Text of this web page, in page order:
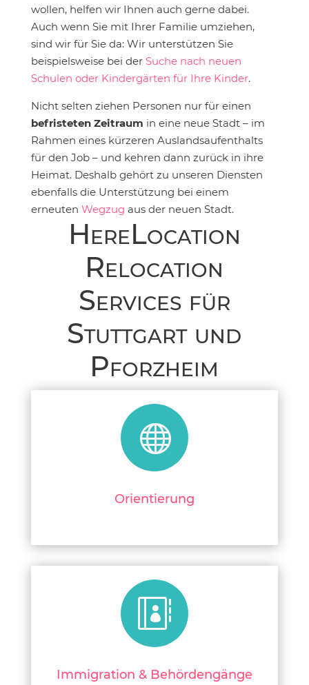
wollen, helfen wir Ihnen auch gerne dabei.
Auch wenn Sie mit Ihrer Familie umziehen,
sind wir für Sie da: Wir unterstützen Sie
beispielsweise bei der Suche nach neuen
Schulen oder Kindergärten für Ihre Kinder.
Nicht selten ziehen Personen nur für einen
befristeten Zeitraum in eine neue Stadt – im
Rahmen eines kürzeren Auslandsaufenthalts
für den Job – und kehren dann zurück in ihre
Heimat. Deshalb gehört zu unseren Diensten
ebenfalls die Unterstützung bei einem
erneuten Wegzug aus der neuen Stadt.
HereLocation
Relocation
Services für
Stuttgart und
Pforzheim

Orientierung

Immigration & Behördengänge